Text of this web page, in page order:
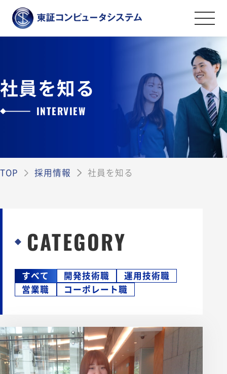
ライフワークバランスと福利厚生・社
内制度
社員を知る
キャリア採用
社員を知る
INTERVIEW
TOP 採用情報 社員を知る
CATEGORY
すべて 開発技術職
運用技術職
営業職
コーポレート職